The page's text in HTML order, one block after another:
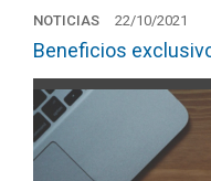
NOTICIAS 22/10/2021
Beneficios